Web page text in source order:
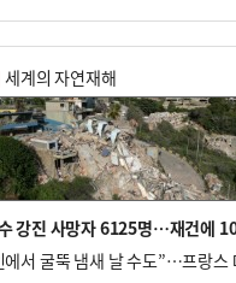
독점 책임 커진 경찰, 방치사건 해
랴 속도전
세계의 자연재해